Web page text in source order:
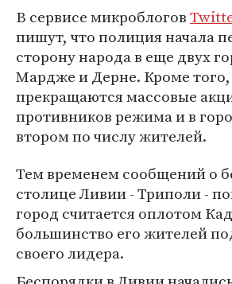
В сервисе микроблогов
пишут, что полиция начала
сторону народа в еще двух
Мардже и Дерне. Кроме
прекращаются массовые
противников режима и в
втором по числу жителей.
Тем временем сообщений о
столице Ливии - Триполи -
город считается оплотом
большинство его жителей
своего лидера.